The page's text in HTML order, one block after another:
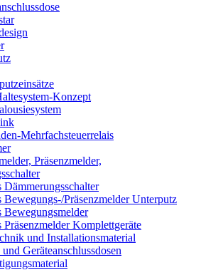
Konzept
Mehrfachsteuerrelais
Präsenzmelder,
Dämmerungsschalter
Bewegungs-/Präsenzmelder Unterputz
Bewegungsmelder
Präsenzmelder Komplettgeräte
und Installationsmaterial
Geräteanschlussdosen